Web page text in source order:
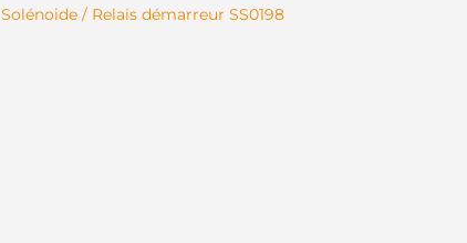
Solénoide / Relais démarreur SS0198